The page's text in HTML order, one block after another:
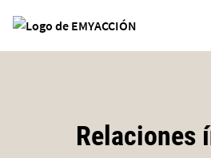
Site Logo
Relaciones